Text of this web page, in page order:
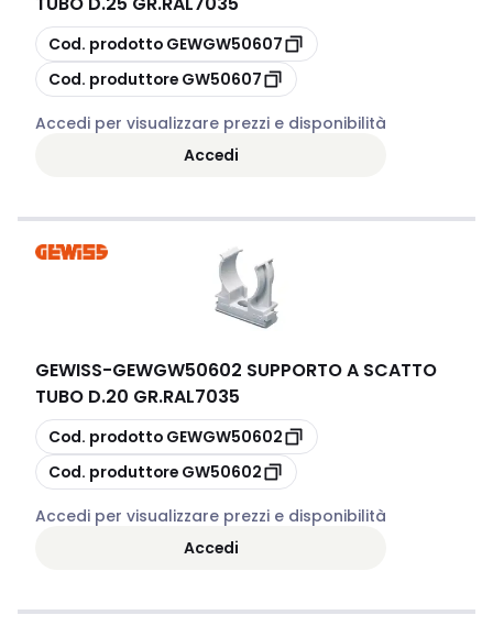
copia
Cod. prodotto GEWGW50607
copia
Cod. produttore GW50607
Accedi per visualizzare prezzi e disponibilità
Accedi
GEWISS-GEWGW50602 SUPPORTO A SCATTO
TUBO D.20 GR.RAL7035
copia
Cod. prodotto GEWGW50602
copia
Cod. produttore GW50602
Accedi per visualizzare prezzi e disponibilità
Accedi